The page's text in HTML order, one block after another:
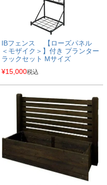
IBフェンス 【ローズパネル
＜モザイク＞】付き プランター
ラックセット Mサイズ
¥15,000税込